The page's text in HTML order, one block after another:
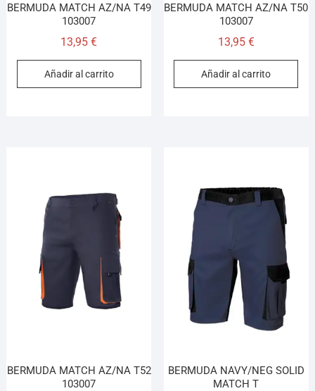
BERMUDA MATCH AZ/NA T49
103007
13,95€
Añadir al carrito
BERMUDA MATCH AZ/NA T50
103007
13,95 €
Añadir al carrito
BERMUDA MATCH AZ/NA T52
103007
BERMUDA NAVY/NEG SOLID
MATCH T